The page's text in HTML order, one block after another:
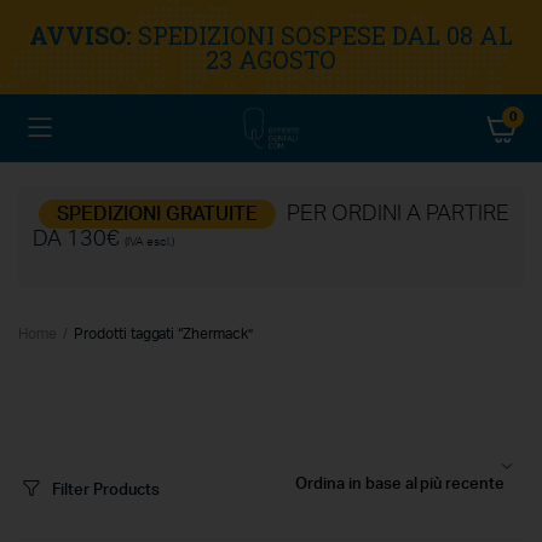
AVVISO: SPEDIZIONI SOSPESE DAL 08 AL
23 AGOSTO
0
SPEDIZIONI GRATUITE
PER ORDINI A PARTIRE
DA 130€
(IVA escl.)
Home Prodotti taggati “Zhermack”
Filter Products